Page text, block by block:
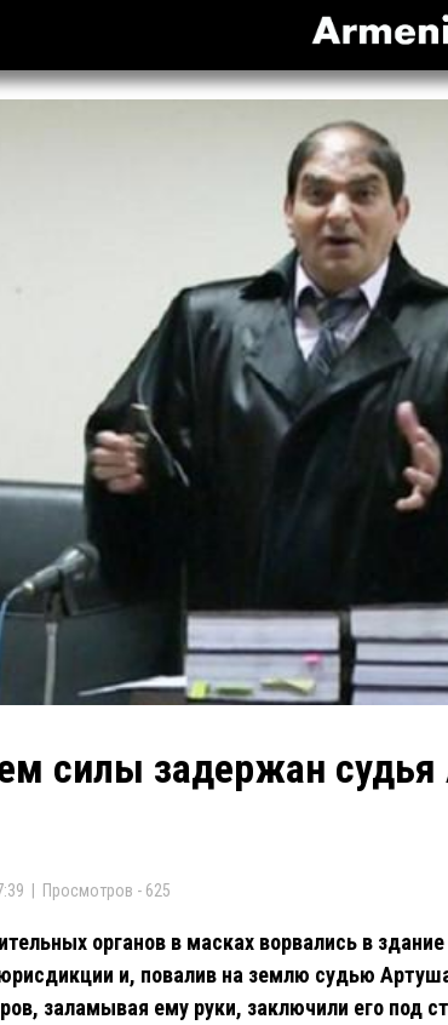
силы задержан судья
| Просмотров - 625
органов в масках ворвались в
и, повалив на землю судью
заламывая ему руки, заключили его под